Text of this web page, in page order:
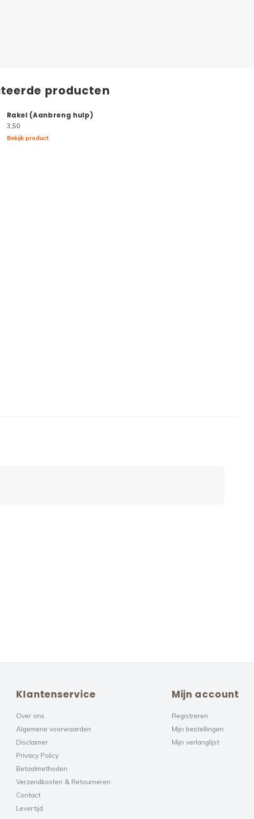
producten
Rakel (Aanbreng hulp)
3,50
Bekijk product
Klantenservice
Over ons
Algemene voorwaarden
Disclaimer
Privacy Policy
Betaalmethoden
Verzendkosten & Retourneren
Contact
Levertijd
Mijn account
Registreren
Mijn bestellingen
Mijn verlanglijst